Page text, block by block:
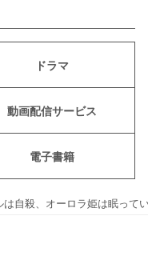
ドラマ
動画配信サービス
電子書籍
は自殺、オーロラ姫は眠っ